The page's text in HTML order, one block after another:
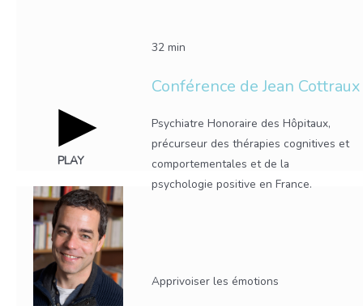
32 min
Psychiatre Honoraire des Hôpitaux,
précurseur des thérapies cognitives et
comportementales et de la
psychologie positive en France.
Conférence de Jean Cottraux
PLAY
Apprivoiser les émotions